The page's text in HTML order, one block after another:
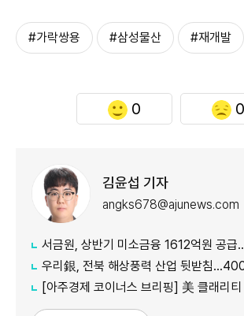
#가락쌍용 #삼성물산 #재개발
0 0
김윤섭 기자
angks678@ajunews.com
서금원, 상반기 미소금융 1612억원 공급…이용
우리銀, 전북 해상풍력 산업 뒷받침
[아주경제 코이너스 브리핑] 美 클래리티 법안 처리 지연에…비트코